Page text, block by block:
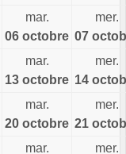
mar.
06 octobre
mer.
07
mar.
13 octobre
mer.
14
mar.
20 octobre
mer.
21
mar.
mer.